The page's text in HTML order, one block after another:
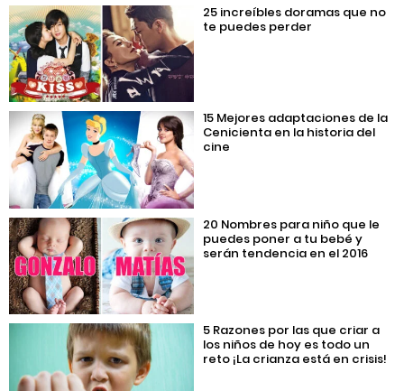
25 increíbles doramas que no
te puedes perder
15 Mejores adaptaciones de la
Cenicienta en la historia del
cine
20 Nombres para niño que le
puedes poner a tu bebé y
serán tendencia en el 2016
5 Razones por las que criar a
los niños de hoy es todo un
reto ¡La crianza está en crisis!